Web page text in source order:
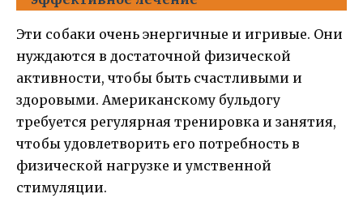
Эти собаки очень энергичные и игривые. Они
нуждаются в достаточной физической
активности, чтобы быть счастливыми и
здоровыми. Американскому бульдогу
требуется регулярная тренировка и занятия,
чтобы удовлетворить его потребность в
физической нагрузке и умственной
стимуляции.